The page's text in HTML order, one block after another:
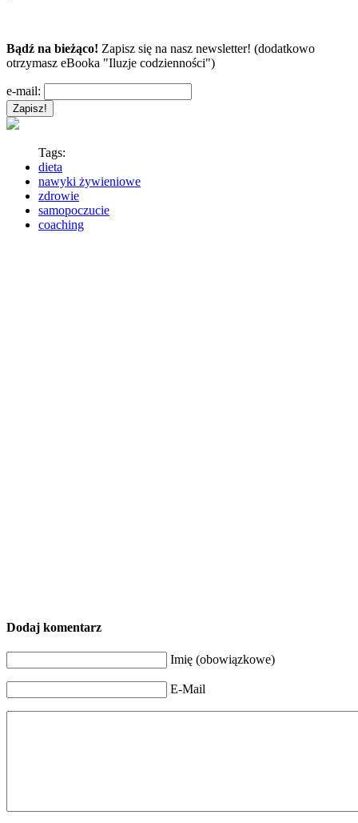
Bądź na bieżąco! Zapisz się na nasz newsletter! (dodatkowo
otrzymasz eBooka "Iluzje codzienności")
e-mail:
Tags:
dieta
nawyki żywieniowe
zdrowie
samopoczucie
coaching
Dodaj komentarz
Imię (obowiązkowe)
E-Mail